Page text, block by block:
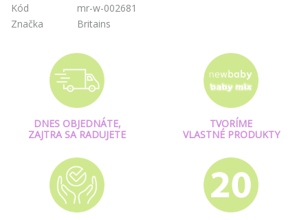
Kód
mr-w-002681
Značka
Britains
DNES OBJEDNÁTE,
ZAJTRA SA RADUJETE
TVORÍME
VLASTNÉ PRODUKTY